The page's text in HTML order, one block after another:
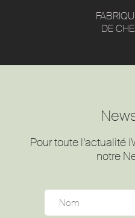
DE
Pour toute l’actualité
notre